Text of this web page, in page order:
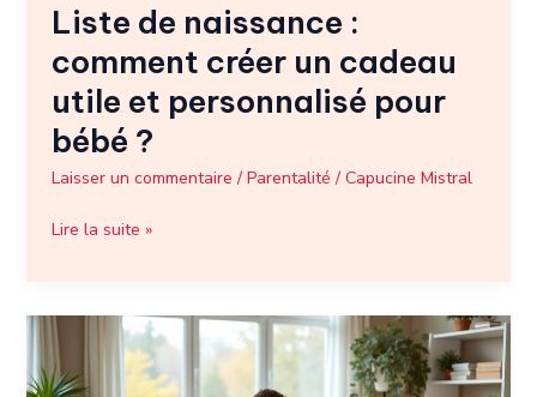
Liste de naissance :
comment créer un cadeau
utile et personnalisé pour
bébé ?
Laisser un commentaire / Parentalité / Capucine Mistral
pour
?
Lire la suite »
Mesenvies
fr
: